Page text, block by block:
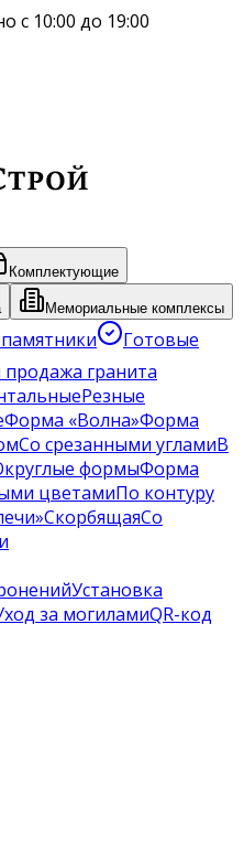
с 10:00 до 19:00
Комплектующие
Мемориальные комплексы
Готовые
гранита
Резные
Форма «Волна»Форма
Со срезанными угламиВ
формыФорма
цветамиПо контуру
СкорбящаяСо
Установка
за могиламиQR-код